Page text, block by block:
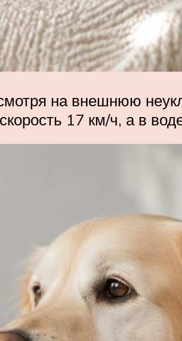
на внешнюю
17 км/ч, а в